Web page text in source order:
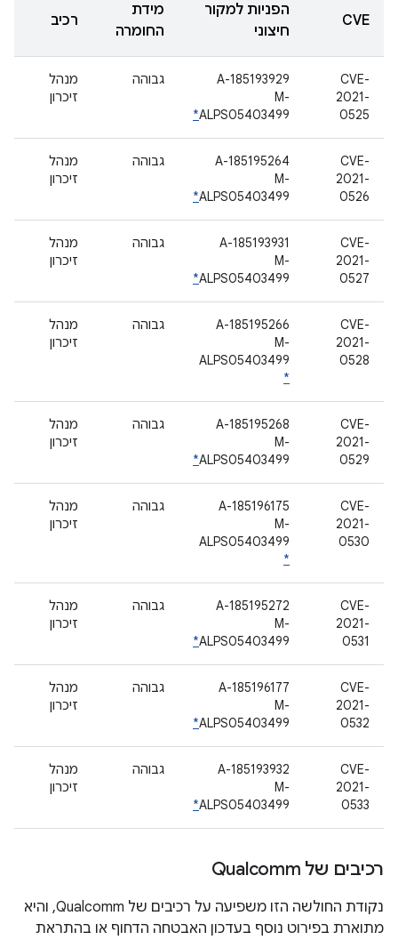
CVE
הפניות למקור
חיצוני
מידת
החומרה
רכיב
CVE-
2021-
0525
A-185193929
M-
ALPS05403499
*
גבוהה
מנהל
זיכרון
CVE-
2021-
0526
A-185195264
M-
ALPS05403499
*
גבוהה
מנהל
זיכרון
CVE-
2021-
0527
A-185193931
M-
ALPS05403499
*
גבוהה
מנהל
זיכרון
CVE-
2021-
0528
A-185195266
M-
ALPS05403499
*
גבוהה
מנהל
זיכרון
CVE-
2021-
0529
A-185195268
M-
ALPS05403499
*
גבוהה
מנהל
זיכרון
CVE-
2021-
0530
A-185196175
M-
ALPS05403499
*
גבוהה
מנהל
זיכרון
CVE-
2021-
0531
A-185195272
M-
ALPS05403499
*
גבוהה
מנהל
זיכרון
CVE-
2021-
0532
A-185196177
M-
ALPS05403499
*
גבוהה
מנהל
זיכרון
CVE-
2021-
0533
A-185193932
M-
ALPS05403499
*
גבוהה
מנהל
זיכרון
רכיבים של Qualcomm
נקודת החולשה הזו משפיעה על רכיבים של Qualcomm, והיא
מתוארת בפירוט נוסף בעדכון האבטחה הדחוף או בהתראת